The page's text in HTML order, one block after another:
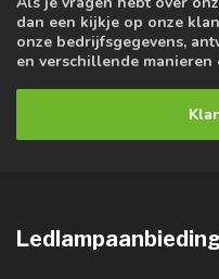
dan een kijkje op onze
onze bedrijfsgegevens,
en verschillende manieren